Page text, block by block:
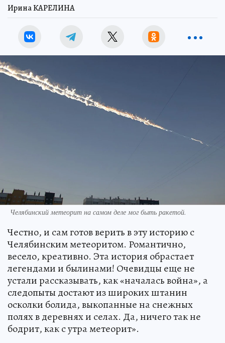
Ирина КАРЕЛИНА
Челябинский метеорит на самом деле мог быть ракетой.
Честно, и сам готов верить в эту историю с
Челябинским метеоритом. Романтично,
весело, креативно. Эта история обрастает
легендами и былинами! Очевидцы еще не
устали рассказывать, как «началась война», а
следопыты достают из широких штанин
осколки болида, выкопанные на снежных
полях в деревнях и селах. Да, ничего так не
бодрит, как с утра метеорит».